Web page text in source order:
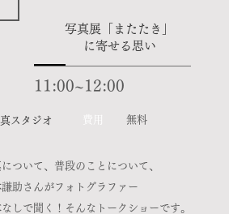
写真展「またたき」
に寄せる思い
11:00~12:00
スタジオ 無料
ついて、普段のことについて、
助さんがフォトグラファー
しで聞く！そんなトークショーです。